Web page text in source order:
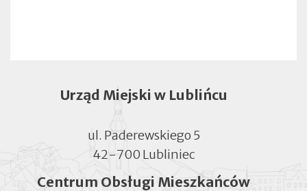
Urząd Miejski w Lublińcu
ul. Paderewskiego 5
42-700 Lubliniec
Centrum Obsługi Mieszkańców